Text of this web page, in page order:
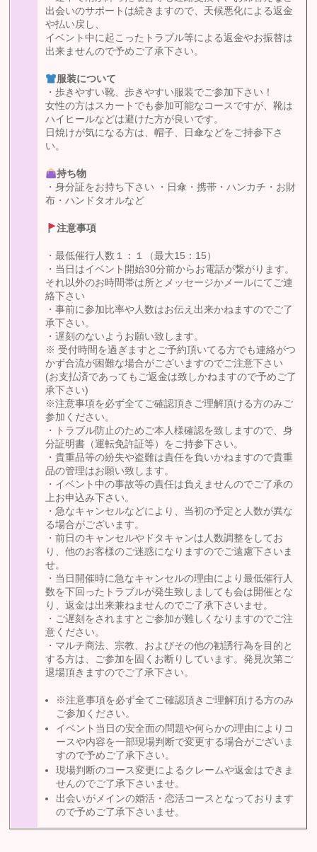
出会いのサポートは続きますので、天候悪化による返金
や払い戻し、
イベント中に起こったトラブル等による返金やお振替は
出来ませんので予めご了承下さい。
服装について
・歩きやすい靴、歩きやすい服装でご参加下さい！
女性の方はスカートでも参加可能なコースですが、靴は
ハイヒールなどは避けた方が良いです。
日焼けが気になる方は、帽子、日傘などをご持参下さ
い。
持ち物
・身分証をお持ち下さい ・日傘・携帯・ハンカチ・お財
布・ハンドタオルなど
注意事項
・最低催行人数１：１（最大15：15）
・当日はイベント開始30分前からお電話が繋がります。
それ以外のお時間帯は所とメッセージかメールにてご連
絡下さい
・事前に参加比率や人数はお伝え出来かねますのでご了
承下さい。
・遅刻のないようお願い致します。
※ 受付時間を過ぎますとご予約頂いてる方でも連絡がつ
かず合流が困難な場合がございますのでご注意下さい
(お支払済であってもご返金は致しかねますので予めご了
承下さい)
※注意事項を必ず全てご確認頂きご理解頂ける方のみご
参加ください。
・トラブル防止のためご本人様確認を致しますので、身
分証明書（運転免許証等）をご持参下さい。
・貴重品等の紛失や盗難は責任を負いかねますので貴重
品の管理はお願い致します。
・イベント中の事故等の責任は負えませんのでご了承の
上お申込み下さい。
・急なキャンセルなどにより、当初の予定と人数が異な
る場合がございます。
・前日のキャンセルやドタキャンは人数調整をしてお
り、他のお客様のご迷惑になりますのでご遠慮下さいま
せ。
・当日開催時に急なキャンセルの理由により最低催行人
数を下回ったトラブルが発生致しましても会は開催とな
り、返金は出来兼ねませんのでご了承下さいませ。
・ご遅刻をされますとご参加が難しくなりますのでご注
意ください。
・マルチ商法、宗教、およびその他の勧誘行為を目的と
する方は、ご参加を固くお断りしています。発見次第ご
退場頂きますのでご了承下さい。
※注意事項を必ず全てご確認頂きご理解頂ける方のみ
ご参加ください。
イベント当日の安全面の問題や何らかの理由によりコ
ースや内容を一部現場判断で変更する場合がございま
すので予めご了承下さい。
現場判断のコース変更によるクレームや返金はできま
せんのでご了承下さいませ。
出会いがメインの婚活・恋活コースとなっております
ので予めご了承下さいませ。